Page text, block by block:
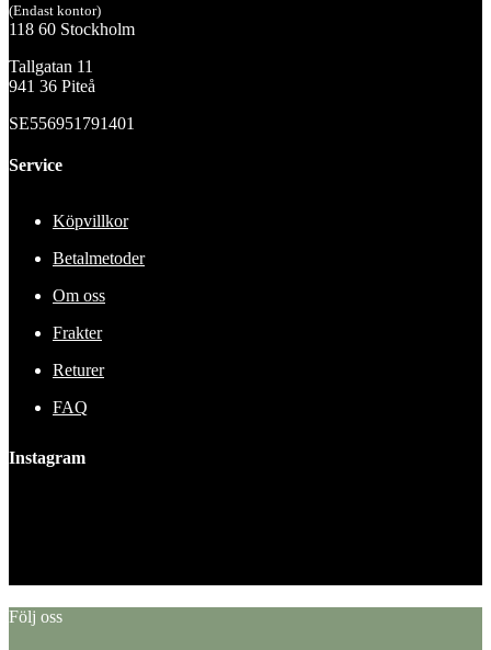
(Endast kontor)
118 60 Stockholm
Tallgatan 11
941 36 Piteå
SE556951791401
Service
Köpvillkor
Betalmetoder
Om oss
Frakter
Returer
FAQ
Instagram
Följ oss